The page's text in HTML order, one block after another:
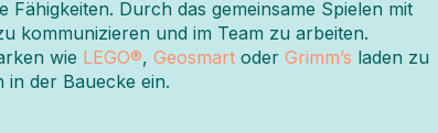
Fähigkeiten. Durch das gemeinsame Spielen mit
kommunizieren und im Team zu arbeiten.
wie LEGO®, Geosmart oder Grimm’s laden zu
der Bauecke ein.